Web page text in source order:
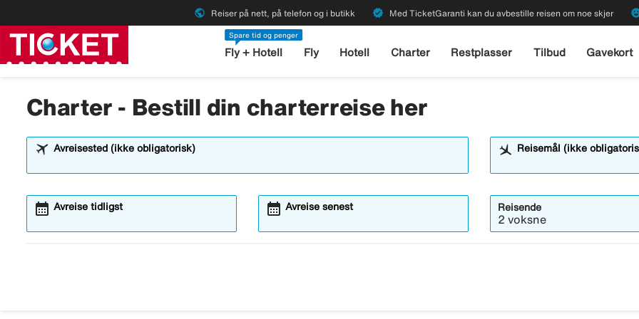
public Reiser på nett, på telefon og i butikk verified Med TicketGaranti kan du avbestille reisen om noe skjer
Spare tid og penger
Fly + Hotell Fly Hotell Charter Restplasser Tilbud Gavekort
Charter - Bestill din charterreise her
Avreisested (ikke obligatorisk) Reisemål (ikke
Avreise tidligst
calendar_month Avreise senest
calendar_month Reisende
2 voksne